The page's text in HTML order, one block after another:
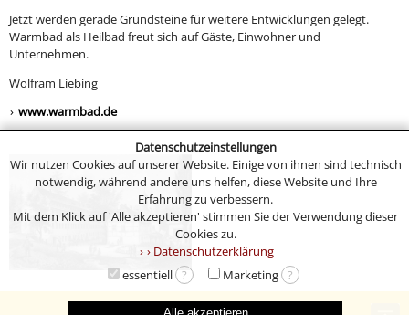
Datenschutzeinstellungen
Wir nutzen Cookies auf unserer Website. Einige von ihnen sind technisch
notwendig, während andere uns helfen, diese Website und Ihre
Erfahrung zu verbessern.
Mit dem Klick auf 'Alle akzeptieren' stimmen Sie der Verwendung dieser
Cookies zu.
› Datenschutzerklärung
essentiell? Marketing?
Jetzt werden gerade Grundsteine für weitere Entwicklungen gelegt.
Warmbad als Heilbad freut sich auf Gäste, Einwohner und
Unternehmen.
Wolfram Liebing
www.warmbad.de
Impressum Datenschutz